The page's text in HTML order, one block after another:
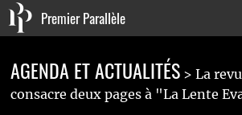
Premier Parallèle
Collection Carnets
AGENDA ET ACTUALITÉS
La
consacre deux pages à "La Lente